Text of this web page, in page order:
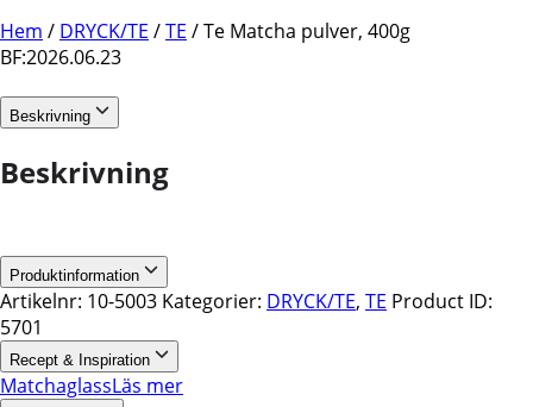
Hem / DRYCK/TE /TE / Te Matcha pulver, 400g
BF:2026.06.23
Beskrivning
Beskrivning
Produktinformation
Artikelnr: 10-5003 Kategorier: DRYCK/TE, TE Product ID:
5701
Recept & Inspiration
MatchaglassLäs mer